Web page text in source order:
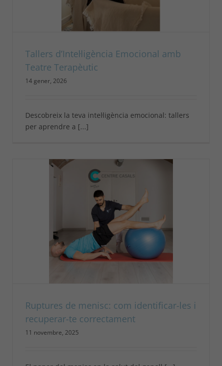
Tallers d’Intel·ligència Emocional amb
Teatre Terapèutic
14 gener, 2026
Descobreix la teva intel·ligència emocional: tallers
per aprendre a [...]
Ruptures de menisc: com identificar-les i
recuperar-te correctament
11 novembre, 2025